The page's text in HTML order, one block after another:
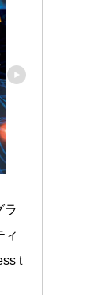
ラ
ィ
t